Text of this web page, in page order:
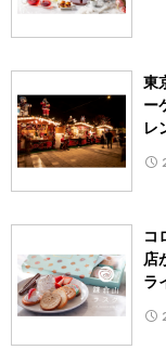
東
ー
レ
コ
店
ラ